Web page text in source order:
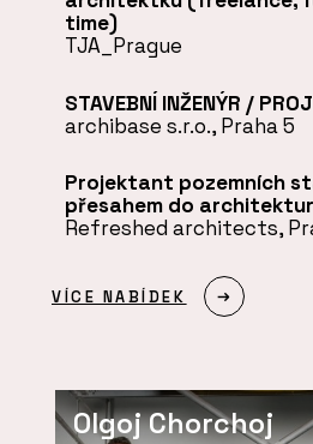
time)
TJA_Prague
STAVEBNÍ INŽENÝR /
archibase s.r.o., Praha 5
Projektant pozemních
přesahem do
Refreshed architects,
VÍCE NABÍDEK
Olgoj Chorchoj